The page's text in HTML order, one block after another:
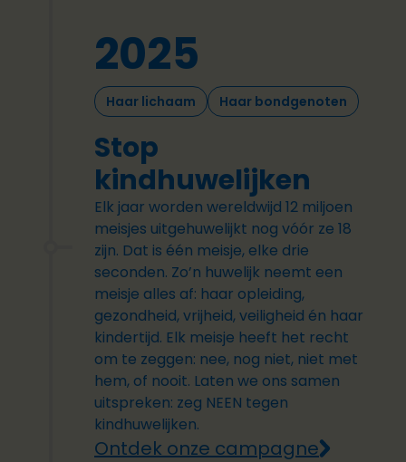
2025
Haar lichaam Haar bondgenoten
Stop
kindhuwelijken
Elk jaar worden wereldwijd 12 miljoen
meisjes uitgehuwelijkt nog vóór ze 18
zijn. Dat is één meisje, elke drie
seconden. Zo’n huwelijk neemt een
meisje alles af: haar opleiding,
gezondheid, vrijheid, veiligheid én haar
kindertijd. Elk meisje heeft het recht
om te zeggen: nee, nog niet, niet met
hem, of nooit. Laten we ons samen
uitspreken: zeg NEEN tegen
kindhuwelijken.
Ontdek onze campagne